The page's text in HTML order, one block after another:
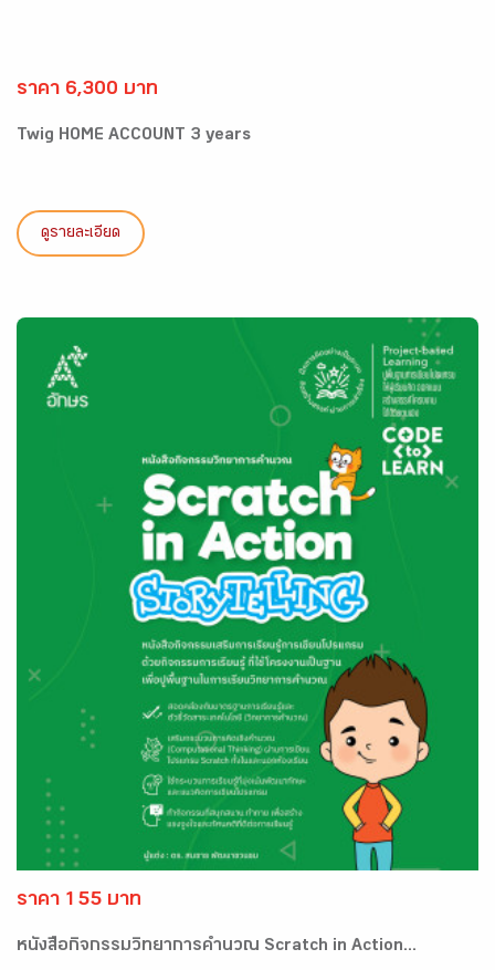
ราคา 6,300 บาท
Twig HOME ACCOUNT 3 years
ดูรายละเอียด
ราคา 155 บาท
หนังสือกิจกรรมวิทยาการคำนวณ Scratch in Action...